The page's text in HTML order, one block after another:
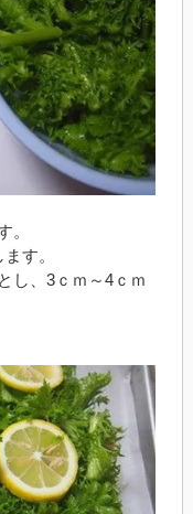
。
す。
し、3ｃｍ～4ｃｍ